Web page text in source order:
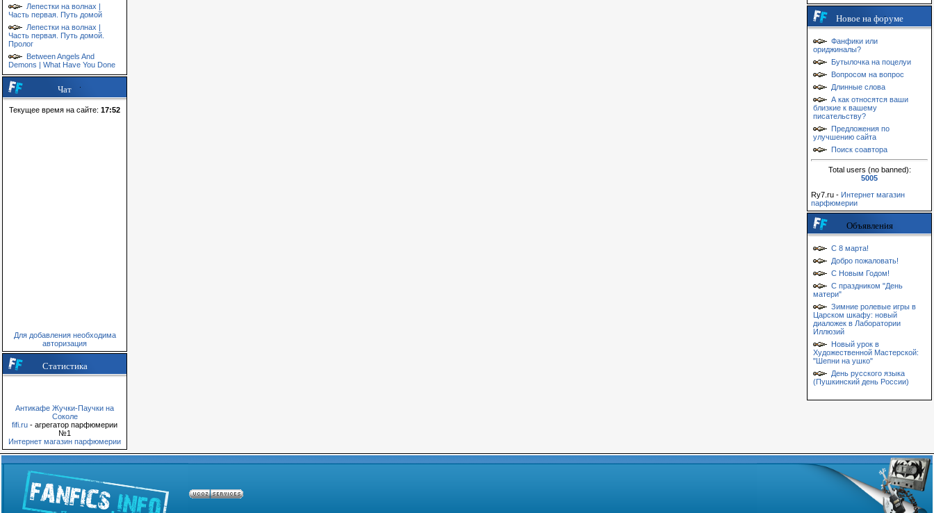
Лепестки на волнах |
Часть первая. Путь домой
Лепестки на волнах |
Часть первая. Путь домой.
Пролог
Between Angels And
Demons | What Have You Done
Чат
Текущее время на сайте: 17:52
Для добавления необходима
авторизация
Статистика
Антикафе Жучки-Паучки на
Соколе
fifi.ru - агрегатор парфюмерии
№1
Интернет магазин парфюмерии
Новое на форуме
Фанфики или
ориджиналы?
Бутылочка на поцелуи
Вопросом на вопрос
Длинные слова
А как относятся ваши
близкие к вашему
писательству?
Предложения по
улучшению сайта
Поиск соавтора
Total users (no banned):
5005
Ry7.ru - Интернет магазин
парфюмерии
Объявления
С 8 марта!
Добро пожаловать!
С Новым Годом!
С праздником "День
матери"
Зимние ролевые игры в
Царском шкафу: новый
диаложек в Лаборатории
Иллюзий
Новый урок в
Художественной Мастерской:
"Шепни на ушко"
День русского языка
(Пушкинский день России)